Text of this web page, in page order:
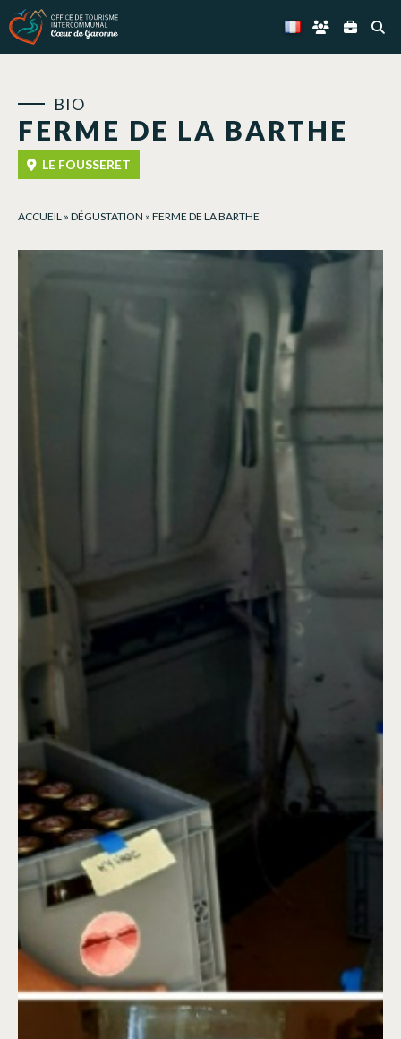
FERME DE LA BARTHE
BIO
LE FOUSSERET
ACCUEIL » DÉGUSTATION » FERME DE LA BARTHE
Panneau de gestion des cookies